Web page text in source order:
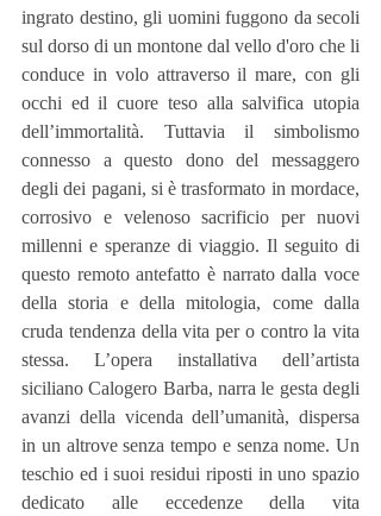
ingrato destino, gli uomini fuggono da secoli
sul dorso di un montone dal vello d'oro che li
conduce in volo attraverso il mare, con gli
occhi ed il cuore teso alla salvifica utopia
dell’immortalità. Tuttavia il simbolismo
connesso a questo dono del messaggero
degli dei pagani, si è trasformato in mordace,
corrosivo e velenoso sacrificio per nuovi
millenni e speranze di viaggio. Il seguito di
questo remoto antefatto è narrato dalla voce
della storia e della mitologia, come dalla
cruda tendenza della vita per o contro la vita
stessa. L’opera installativa dell’artista
siciliano Calogero Barba, narra le gesta degli
avanzi della vicenda dell’umanità, dispersa
in un altrove senza tempo e senza nome. Un
teschio ed i suoi residui riposti in uno spazio
dedicato alle eccedenze della vita